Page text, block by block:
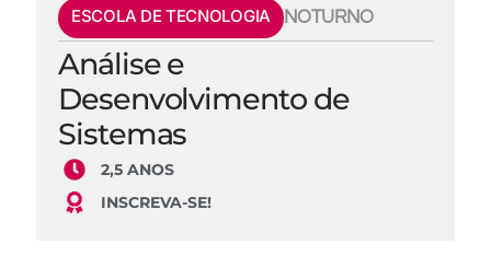
ESCOLA DE TECNOLOGIA NOTURNO
Análise e
Desenvolvimento de
Sistemas
2,5 ANOS
INSCREVA-SE!